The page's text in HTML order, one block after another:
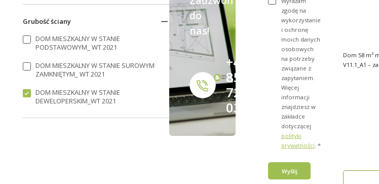
Grubość ściany
DOM MIESZKALNY W STANIE
PODSTAWOWYM_ WT 2021
DOM MIESZKALNY W STANIE SUROWYM
ZAMKNIĘTYM_ WT 2021
DOM MIESZKALNY W STANIE
DEWELOPERSKIM_WT 2021
do
nas!
+48
856
723
031
zgodę na
wykorzystanie
i ochronę
moich danych
osobowych
na potrzeby
związane z
zapytaniem.
Więcej
informacji
znajdziesz w
zakładce
dotyczącej
polityki
prywatności . *
Wyślij
Dom 58 m²
V11.1_A1 –